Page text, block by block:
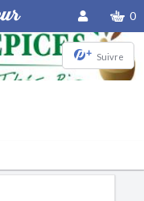
0
+ Suivre